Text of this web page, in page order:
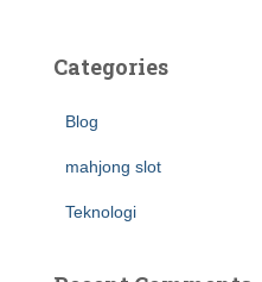
Categories
Blog
mahjong slot
Teknologi